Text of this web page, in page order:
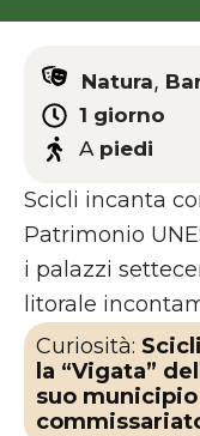
Natura,
1 giorno
A piedi
Scicli incanta
Patrimonio
i palazzi
litorale
Curiosità:
la “Vigata”
suo